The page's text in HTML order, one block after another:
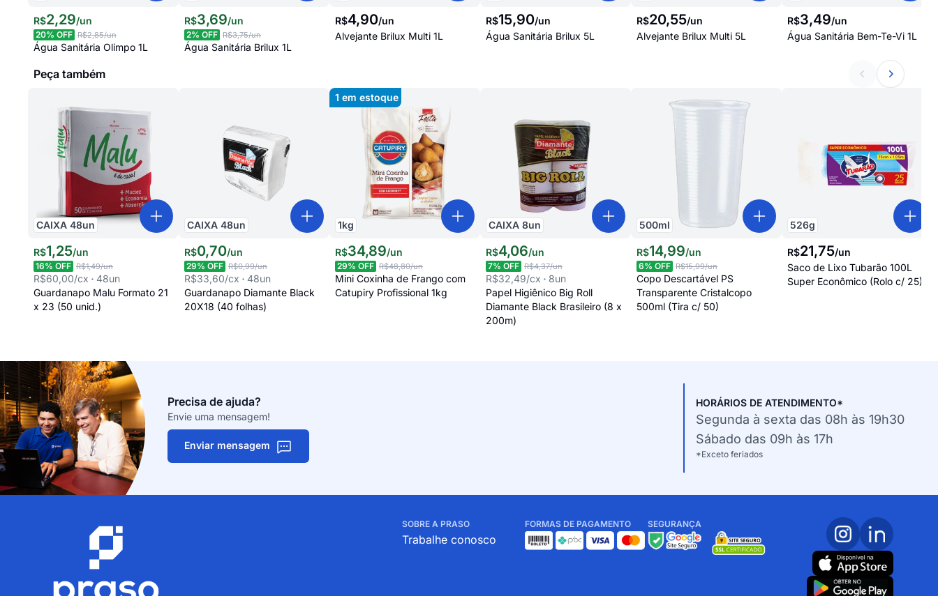
R$2,29/un
20% OFF R$2,85/un
Água Sanitária Olimpo 1L
R$3,69/un
2% OFF R$3,75/un
Água Sanitária Brilux 1L
R$4,90/un
Alvejante Brilux Multi 1L
R$15,90/un
Água Sanitária Brilux 5L
R$20,55/un
Alvejante Brilux Multi 5L
R$3,49/un
Água Sanitária Bem-Te-Vi 1L
Peça também
CAIXA 48un
R$1,25/un
16% OFF R$1,49/un
R$60,00/cx 48un
Guardanapo Malu Formato 21
x 23 (50 unid.)
CAIXA 48un
R$0,70/un
29% OFF R$0,99/un
R$33,60/cx 48un
Guardanapo Diamante Black
20X18 (40 folhas)
1kg
1 em estoque
R$34,89/un
29% OFF R$48,80/un
Mini Coxinha de Frango com
Catupiry Profissional 1kg
CAIXA 8un
R$4,06/un
7% OFF R$4,37/un
R$32,49/cx 8un
Papel Higiênico Big Roll
Diamante Black Brasileiro (8 x
200m)
500ml
R$14,99/un
6% OFF R$15,99/un
Copo Descartável PS
Transparente Cristalcopo
500ml (Tira c/ 50)
526g
R$21,75/un
Saco de Lixo Tubarão 100L
Super Econômico (Rolo c/ 25)
Precisa de ajuda?
Envie uma mensagem!
Enviar mensagem
HORÁRIOS DE ATENDIMENTO*
Segunda à sexta das 08h às 19h30
Sábado das 09h às 17h
*Exceto feriados
SOBRE A PRASO
Trabalhe conosco
FORMAS DE PAGAMENTO SEGURANÇA